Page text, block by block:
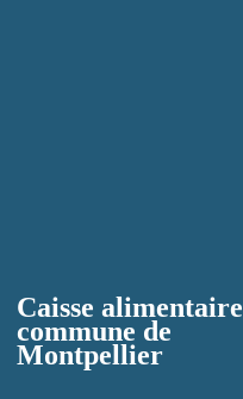
Caisse alimentaire
commune de
Montpellier